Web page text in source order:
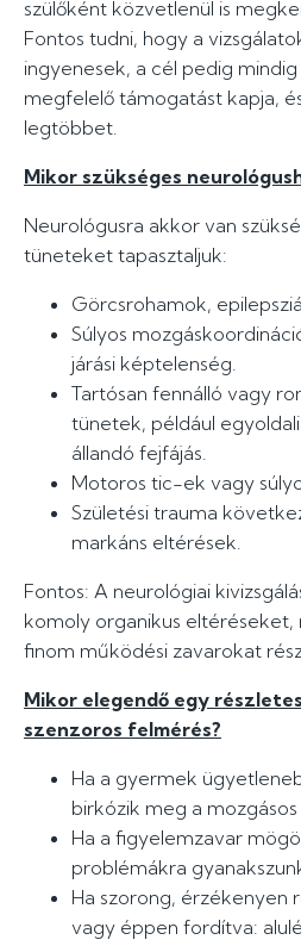
szülőként közvetlenül is
Fontos tudni, hogy a
ingyenesek, a cél pedig
megfelelő támogatást kapja,
legtöbbet.
Mikor szükséges
Neurológusra akkor van
tüneteket tapasztaljuk:
Görcsrohamok,
Súlyos
járási képtelenség.
Tartósan fennálló vagy
tünetek, például
állandó fejfájás.
Motoros tic-ek vagy
Születési trauma
markáns eltérések.
Fontos: A neurológiai
komoly organikus eltéréseket,
finom működési zavarokat
Mikor elegendő egy
szenzoros felmérés?
Ha a gyermek
birkózik meg a
Ha a figyelemzavar
problémákra
Ha szorong, érzékenyen
vagy éppen fordítva: